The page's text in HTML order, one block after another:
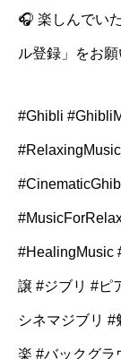
🎧 楽しんでい
ル登録」をお願
#Ghibli
#HealingMusic
譲 #ジブリ #ピ
シネマジブリ
楽 #バックグラ